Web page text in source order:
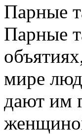
Парные
Парные
мире
дают им